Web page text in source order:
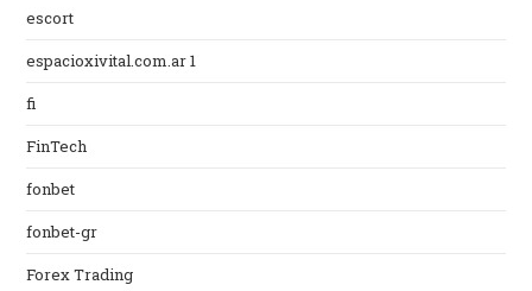
escort
espacioxivital.com.ar 1
fi
FinTech
fonbet
fonbet-gr
Forex Trading